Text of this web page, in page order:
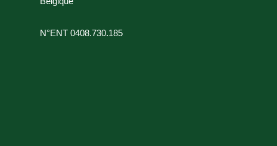
N°ENT 0408.730.185